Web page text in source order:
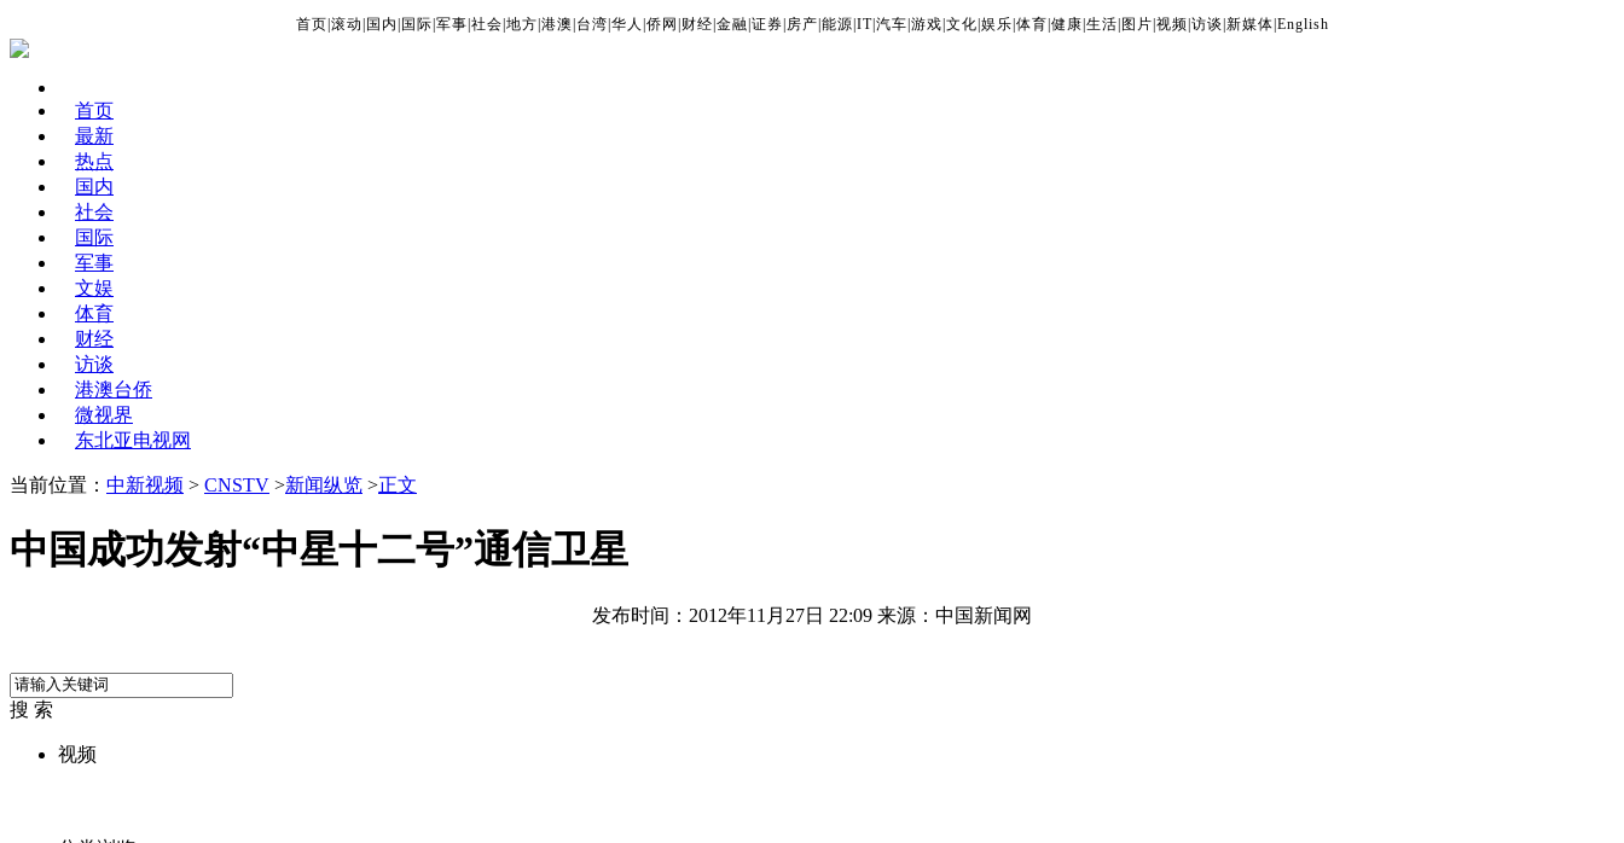
首页 滚动 国内 国际 军事 社会 地方 港澳 台湾 华人 侨网 财经 金融 证券 房产 能源 IT| 汽车 游戏 文化 娱乐 体育 健康 生活 图片 视频 访谈 新媒体 English
首页
最新
热点
国内
社会
国际
军事
文娱
体育
财经
访谈
港澳台侨
微视界
东北亚电视网
当前位置： 中新视频 > CNSTV >新闻纵览 >正文
中国成功发射“中星十二号”通信卫星
发布时间：2012年11月27日 22:09 来源：中国新闻网
搜 索
视频